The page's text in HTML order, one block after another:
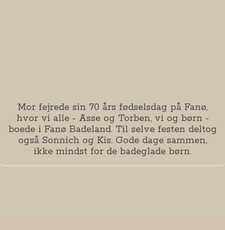
Mor fejrede sin 70 års fødselsdag på Fanø,
hvor vi alle - Asse og Torben, vi og børn -
boede i Fanø Badeland. Til selve festen deltog
også Sonnich og Kis. Gode dage sammen,
ikke mindst for de badeglade børn.